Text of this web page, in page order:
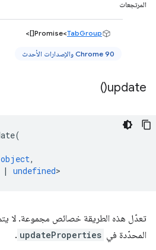
المرتجعات
Promise<TabGroup
[]>
Chrome 90 والإصدارات الأحدث
update(
)
(
object,
| undefined>
تعدّل هذه الطريقة خصائص مجموعة. لا
المحدّدة في updateProperties
.